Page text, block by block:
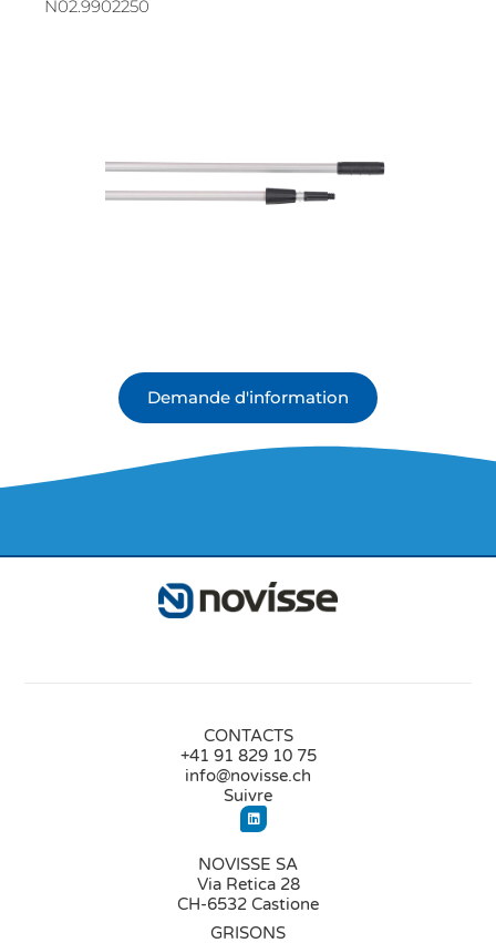
N02.9902250
Demande d'information
CONTACTS
+41 91 829 10 75
info@novisse.ch
Suivre
NOVISSE SA
Via Retica 28
CH-6532 Castione
GRISONS